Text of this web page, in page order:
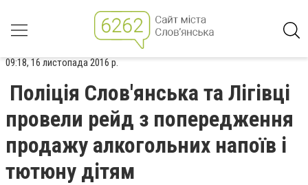
09:18, 16 листопада 2016 р.
Поліція Слов'янська та Лігівці
провели рейд з попередження
продажу алкогольних напоїв і
тютюну дітям